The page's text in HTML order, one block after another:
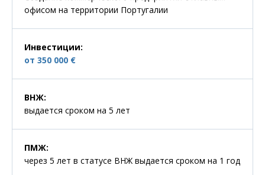
офисом на территории Португалии
Инвестиции:
от 350 000 €
ВНЖ:
выдается сроком на 5 лет
ПМЖ:
через 5 лет в статусе ВНЖ выдается сроком на 1 год